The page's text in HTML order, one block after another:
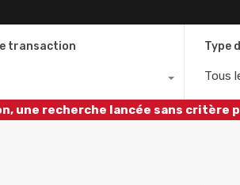
transaction Type
Tous
une recherche lancée sans critère